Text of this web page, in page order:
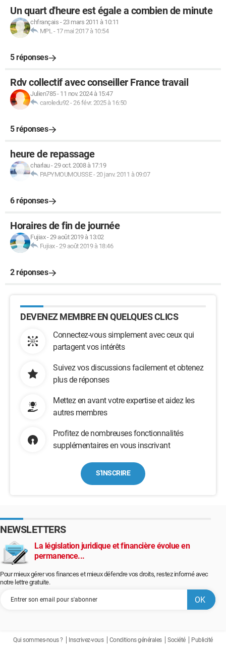
Un quart d'heure est égale a combien de minute
chfrançais -23 mars 2011 à 10:11
MPL- 17 mai 2017 à 10:54
5 réponses
Rdv collectif avec conseiller France travail
Julien785- 11 nov. 2024 à 15:47
caroledu92-26 févr. 2025 à 16:50
5 réponses
heure de repassage
charlau-29 oct. 2008 à 17:19
PAPYMOUMOUSSE-20 janv. 2011 à 09:07
6 réponses
Horaires de fin de journée
Fujiax-29 août 2019 à 13:02
Fujiax-29 août 2019 à 18:46
2 réponses
DEVENEZ MEMBRE EN QUELQUES CLICS
Connectez-vous simplement avec ceux qui
partagent vos intérêts
Suivez vos discussions facilement et obtenez
plus de réponses
Mettez en avant votre expertise et aidez les
autres membres
Profitez de nombreuses fonctionnalités
supplémentaires en vous inscrivant
S'INSCRIRE
NEWSLETTERS
La législation juridique et financière évolue en
permanence...
Pour mieux gérer vos finances et mieux défendre vos droits, restez informé avec
notre lettre gratuite.
Qui sommes-nous ? Inscrivez-vous Conditions générales Société Publicité